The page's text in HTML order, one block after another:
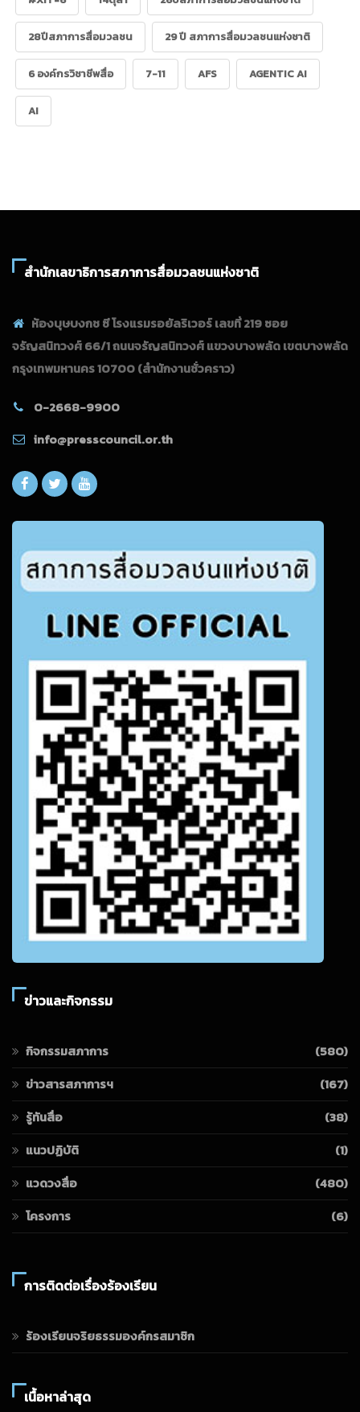
28ปีสภาการสื่อมวลชน 29 ปี สภาการสื่อมวลชนแห่งชาติ
6 องค์กรวิชาชีพสื่อ 7-11 AFS AGENTIC AI
AI
สำนักเลขาธิการสภาการสื่อมวลชนแห่งชาติ
ห้องบุษบงกช ซี โรงแรมรอยัลริเวอร์ เลขที่ 219 ซอย
จรัญสนิทวงศ์ 66/1 ถนนจรัญสนิทวงศ์ แขวงบางพลัด เขตบางพลัด
กรุงเทพมหานคร 10700(สำนักงานชั่วคราว)
0-2668-9900
info@presscouncil.or.th
ข่าวและกิจกรรม
กิจกรรมสภาการ
(580)
ข่าวสารสภาการฯ
(167)
รู้ทันสื่อ
(38)
แนวปฏิบัติ
(1)
แวดวงสื่อ
(480)
โครงการ
(6)
การติดต่อเรื่องร้องเรียน
ร้องเรียนจริยธรรมองค์กรสมาชิก
เนื้อหาล่าสุด